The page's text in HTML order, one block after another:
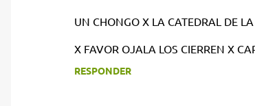
UN CHONGO X LA CATEDRAL DE
X FAVOR OJALA LOS CIERREN X
RESPONDER